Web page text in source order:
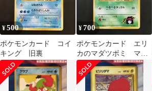
¥500
ポケモンカード コイ
キング 旧裏
¥700
ポケモンカード エリ
カのマダツボミ マー
ク無し 旧裏 未使用